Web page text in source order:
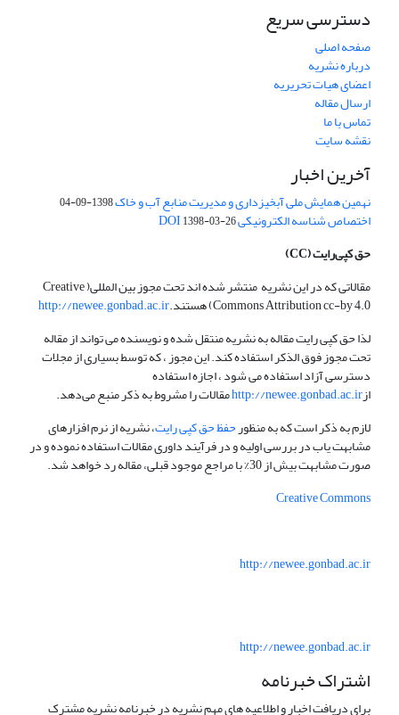
دسترسی سریع
صفحه اصلی
درباره نشریه
اعضای هیات تحریریه
ارسال مقاله
تماس با ما
نقشه سایت
آخرین اخبار
نهمین همایش ملی آبخیزداری و مدیریت منابع آب و خاک1398-09-04
اختصاص شناسه الکترونیکی DOI1398-03-26
حق کپی‌رایت(CC)
مقالاتی که در این نشریه منتشر شده اند تحت مجوز بین المللی( Creative
Commons Attribution cc-by 4.0) هستند.
http://newee.gonbad.ac.ir
لذا حق کپی رایت مقاله به نشریه منتقل شده و نویسنده می تواند از مقاله
تحت مجوز فوق الذکر استفاده کند. این مجوز ، که توسط بسیاری از مجلات
دسترسی آزاد استفاده می شود ، اجازه استفاده
ازhttp://newee.gonbad.ac.irمقالات را مشروط به ذکر منبع می‌دهد.
لازم به ذکر است که به منظورحفظ حق کپی رایت، نشریه از نرم افزارهای
مشابهت یاب در بررسی اولیه و در فرآیند داوری مقالات استفاده نموده و در
صورت مشابهت بیش از 30% با مراجع موجود قبلی، مقاله رد خواهد شد.
Creative Commons
http://newee.gonbad.ac.ir
http://newee.gonbad.ac.ir
اشتراک خبرنامه
برای دریافت اخبار و اطلاعیه های مهم نشریه در خبرنامه نشریه مشترک